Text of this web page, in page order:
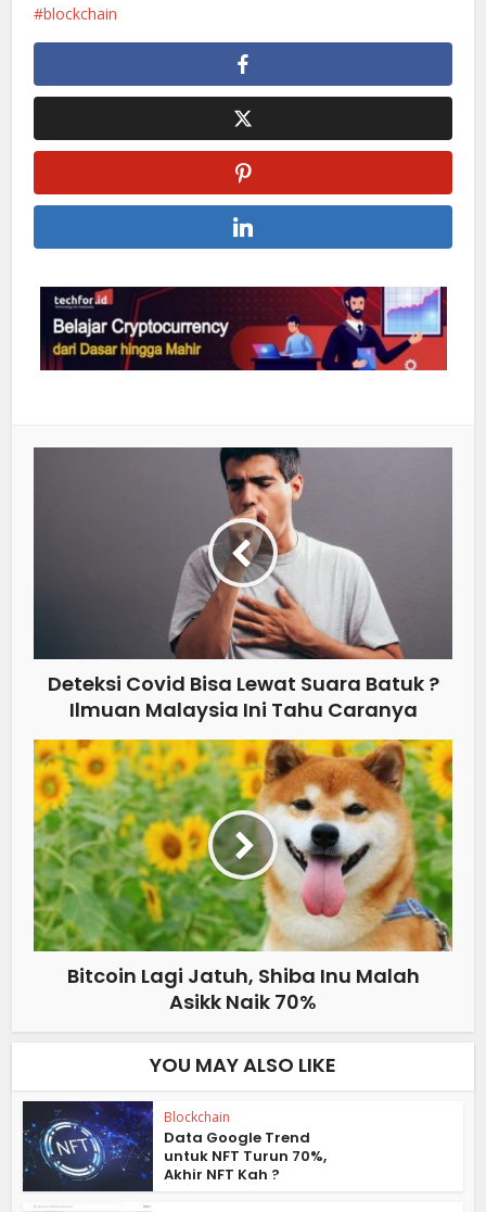
blockchain
Deteksi Covid Bisa Lewat Suara Batuk ?
Ilmuan Malaysia Ini Tahu Caranya
Bitcoin Lagi Jatuh, Shiba Inu Malah
Asikk Naik 70%
YOU MAY ALSO LIKE
Blockchain
Data Google Trend
untuk NFT Turun 70%,
Akhir NFT Kah ?